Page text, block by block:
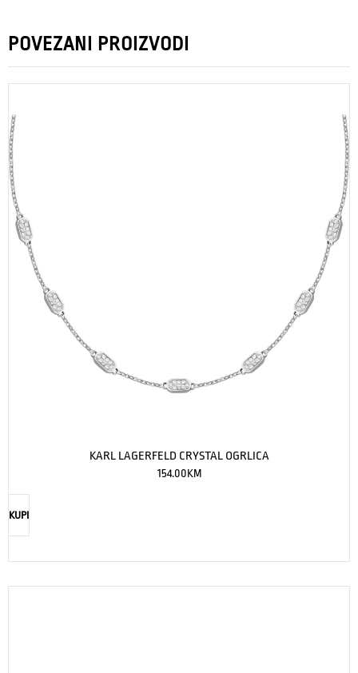
POVEZANI PROIZVODI
KARL LAGERFELD CRYSTAL OGRLICA
154.00KM
KUPI